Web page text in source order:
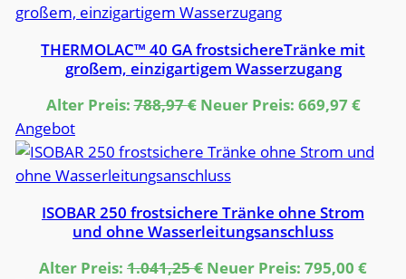
Angebot
THERMOLAC™ 40 GA frostsichereTränke mit
großem, einzigartigem Wasserzugang
Alter Preis:788,97€ Ursprünglicher
war:
788,97 €
Neuer Preis: 669,97€
ist:
AngebotProdukt
im
Angebot
ISOBAR 250 frostsichere Tränke ohne Strom
und ohne Wasserleitungsanschluss
Alter Preis: 1.041,25€ Ursprünglicher
Neuer Preis: 795,00 €